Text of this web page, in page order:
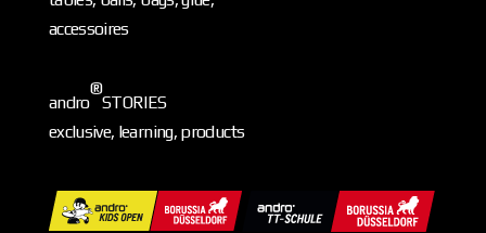
accessoires
andro
®
STORIES
exclusive, learning, products